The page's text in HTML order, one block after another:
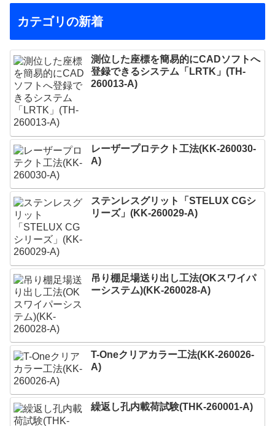
カテゴリの新着
測位した座標を簡易的にCADソフトへ
登録できるシステム「LRTK」(TH-
260013-A)
レーザープロテクト⼯法(KK-260030-
A)
ステンレスグリット「STELUX CGシ
リーズ」(KK-260029-A)
吊り棚足場送り出し工法(OKスワイパ
ーシステム)(KK-260028-A)
T-Oneクリアカラー工法(KK-260026-
A)
繰返し孔内載荷試験(THK-260001-A)